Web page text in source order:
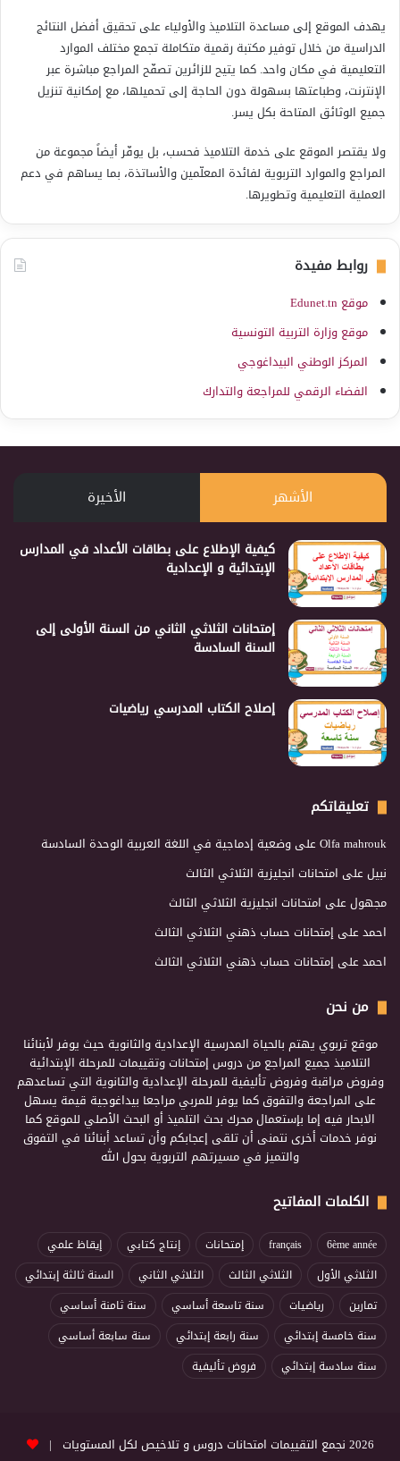
يهدف الموقع إلى مساعدة التلاميذ والأولياء على تحقيق أفضل النتائج
الدراسية من خلال توفير مكتبة رقمية متكاملة تجمع مختلف الموارد
التعليمية في مكان واحد. كما يتيح للزائرين تصفّح المراجع مباشرة عبر
الإنترنت، وطباعتها بسهولة دون الحاجة إلى تحميلها، مع إمكانية تنزيل
جميع الوثائق المتاحة بكل يسر.
ولا يقتصر الموقع على خدمة التلاميذ فحسب، بل يوفّر أيضاً مجموعة من
المراجع والموارد التربوية لفائدة المعلّمين والأساتذة، بما يساهم في دعم
العملية التعليمية وتطويرها.
روابط مفيدة
موقع Edunet.tn
موقع وزارة التربية التونسية
المركز الوطني البيداغوجي
الفضاء الرقمي للمراجعة والتدارك
الأشهر الأخيرة
كيفية الإطلاع على بطاقات الأعداد في المدارس
الإبتدائية و الإعدادية
إمتحانات الثلاثي الثاني من السنة الأولى إلى
السنة السادسة
إصلاح الكتاب المدرسي رياضيات
تعليقاتكم
Olfa mahroukعلى وضعية إدماجية في اللغة العربية الوحدة السادسة
نبيلعلى امتحانات انجليزية الثلاثي الثالث
مجهولعلى امتحانات انجليزية الثلاثي الثالث
احمدعلى إمتحانات حساب ذهني الثلاثي الثالث
احمدعلى إمتحانات حساب ذهني الثلاثي الثالث
من نحن
موقع تربوي يهتم بالحياة المدرسية الإعدادية والثانوية حيث يوفر لأبنائنا
التلاميذ جميع المراجع من دروس إمتحانات وتقييمات للمرحلة الإبتدائية
وفروض مراقبة وفروض تأليفية للمرحلة الإعدادية والثانوية التي تساعدهم
على المراجعة والتفوق كما يوفر للمربي مراجعا بيداغوجية قيمة يسهل
الابحار فيه إما بإستعمال محرك بحث التلميذ أو البحث الأصلي للموقع كما
نوفر خدمات أخرى نتمنى أن تلقى إعجابكم وأن تساعد أبنائنا في التفوق
والتميز في مسيرتهم التربوية بحول الله
الكلمات المفاتيح
6ème année
français إمتحانات إنتاج كتابي
إيقاظ علمي
الثلاثي الأول
الثلاثي الثالث الثلاثي الثاني
السنة ثالثة إبتدائي
تمارين
رياضيات سنة تاسعة أساسي
سنة ثامنة أساسي
سنة خامسة إبتدائي
سنة رابعة إبتدائي
سنة سابعة أساسي
سنة سادسة إبتدائي
فروض تأليفية
2026 نجمع التقييمات امتحانات دروس و تلاخيص لكل المستويات |